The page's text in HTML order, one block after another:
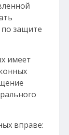
защите
имеет
вправе: